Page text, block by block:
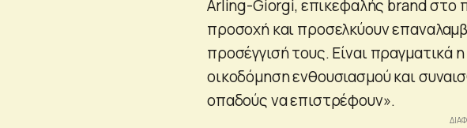
Arling-Giorgi, επικεφαλής brand στο
προσοχή και προσελκύουν
προσέγγισή τους. Είναι πραγματικά
οικοδόμηση ενθουσιασμού και
οπαδούς να επιστρέφουν».